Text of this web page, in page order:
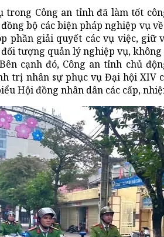
trong Công an tỉnh đã làm tốt
bộ các biện pháp nghiệp vụ
phần giải quyết các vụ việc, giữ
tượng quản lý nghiệp vụ,
cạnh đó, Công an tỉnh chủ
trị nhân sự phục vụ Đại hội XIV
Hội đồng nhân dân các cấp,